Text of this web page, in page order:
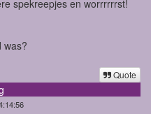
spekreepjes en worrrrrrst!
was?
Quote